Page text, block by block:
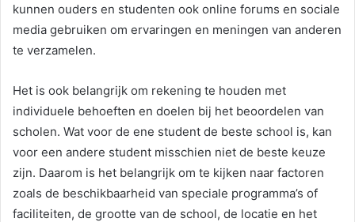
kunnen ouders en studenten ook online forums en sociale
media gebruiken om ervaringen en meningen van anderen
te verzamelen.
Het is ook belangrijk om rekening te houden met
individuele behoeften en doelen bij het beoordelen van
scholen. Wat voor de ene student de beste school is, kan
voor een andere student misschien niet de beste keuze
zijn. Daarom is het belangrijk om te kijken naar factoren
zoals de beschikbaarheid van speciale programma’s of
faciliteiten, de grootte van de school, de locatie en het